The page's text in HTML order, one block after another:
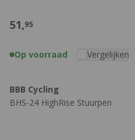
51,95
Op voorraad Vergelijken
BBB Cycling
BHS-24 HighRise Stuurpen